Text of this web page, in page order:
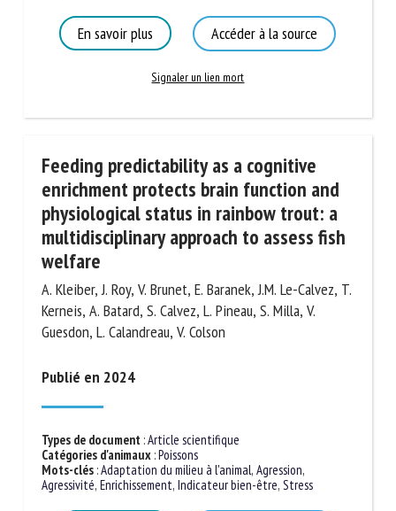
En savoir plus Accéder à la source
Signaler un lien mort
Feeding predictability as a cognitive
enrichment protects brain function and
physiological status in rainbow trout: a
multidisciplinary approach to assess
fish welfare
A. Kleiber, J. Roy, V. Brunet, E. Baranek, J.M. Le-Calvez,
T. Kerneis, A. Batard, S. Calvez, L. Pineau, S. Milla, V.
Guesdon, L. Calandreau, V. Colson
Publié en 2024
Types de document:Article scientifique
Catégories d'animaux:Poissons
Mots-clés:Adaptation du milieu à l'animal, Agression,
Agressivité, Enrichissement, Indicateur bien-être, Stress